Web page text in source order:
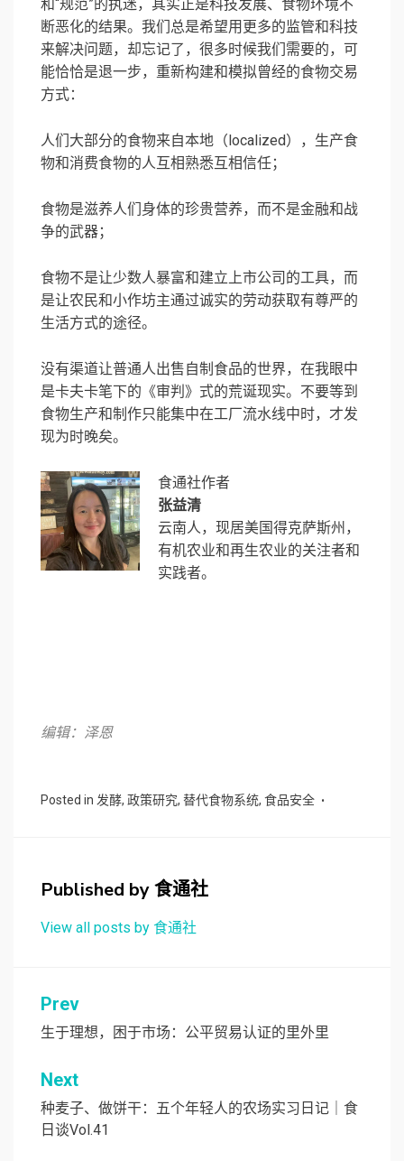
和“规范”的执迷，其实正是科技发展、食物环境不
断恶化的结果。我们总是希望用更多的监管和科技
来解决问题，却忘记了，很多时候我们需要的，可
能恰恰是退一步，重新构建和模拟曾经的食物交易
方式：
人们大部分的食物来自本地（localized），生产食
物和消费食物的人互相熟悉互相信任；
食物是滋养人们身体的珍贵营养，而不是金融和战
争的武器；
食物不是让少数人暴富和建立上市公司的工具，而
是让农民和小作坊主通过诚实的劳动获取有尊严的
生活方式的途径。
没有渠道让普通人出售自制食品的世界，在我眼中
是卡夫卡笔下的《审判》式的荒诞现实。不要等到
食物生产和制作只能集中在工厂流水线中时，才发
现为时晚矣。
食通社作者
张益清
云南人，现居美国得克萨斯州，
有机农业和再生农业的关注者和
实践者。
编辑：泽恩
Posted in 发酵, 政策研究, 替代食物系统, 食品安全
Published by食通社
View all posts by 食通社
文
章
导
航
Prev
生于理想，困于市场：公平贸易认证的里外里
Next
种麦子、做饼干：五个年轻人的农场实习日记｜食
日谈Vol.41